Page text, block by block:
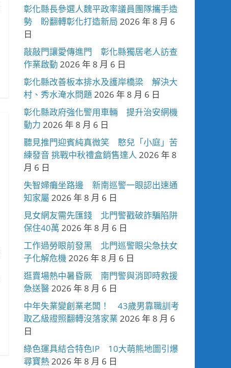
彰化縣長參選人魏平政率議員團隊攜手造
勢 盼翻轉彰化打造新局 2026 年 8 月 6
日
敲敲門讓愛傳進門 彰化縣獨居老人訪查
作業啟動 2026 年 8 月 6 日
彰化縣改善板本排水及護岸橋梁 解決大
村、秀水淹水問題 2026 年 8 月 6 日
彰化縣政府強化警用車輛 提升治安網機
動力 2026 年 8 月 6 日
聽見推門迎賓純真微笑 憨兒「小庭」苦
練發音 挑戰中秋禮盒銷售達人 2026 年 8
月 6 日
失智婦癱坐路邊 新南巡警一眼認出速通
知家屬 2026 年 8 月 6 日
見女網友需先匯錢 北門警戳破詐騙陷阱
保住40萬 2026 年 8 月 6 日
工作過勞眼前發黑 北門巡警眼尖急扶女
子化解危機2026 年 8 月 6 日
逛賣場熱中暑昏厥 南門警與消即時救援
急送醫2026 年 8 月 6 日
中年失業變創業老闆！ 43歲男靠職訓考
取乙級證照翻轉沒落家業 2026 年 8 月 6
日
綠色運具結合特色IP 10大萌熊地圖引爆
尋寶熱2026 年 8 月 6 日